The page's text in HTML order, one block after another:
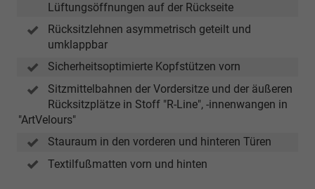
Lüftungsöffnungen auf der Rückseite
Rücksitzlehnen asymmetrisch geteilt und
umklappbar
Sicherheitsoptimierte Kopfstützen vorn
Sitzmittelbahnen der Vordersitze und der äußeren
Rücksitzplätze in Stoff "R-Line", -innenwangen in
"ArtVelours"
Stauraum in den vorderen und hinteren Türen
Textilfußmatten vorn und hinten